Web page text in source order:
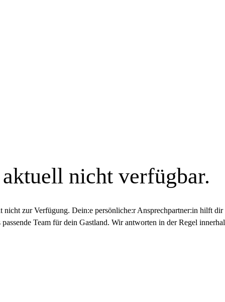
nicht verfügbar.
nicht zur Verfügung. Dein:e persönliche:r Ansprechpartner:in hilft
Team für dein Gastland. Wir antworten in der Regel